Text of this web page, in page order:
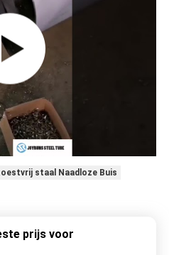
staal Naadloze Buis
prijs voor